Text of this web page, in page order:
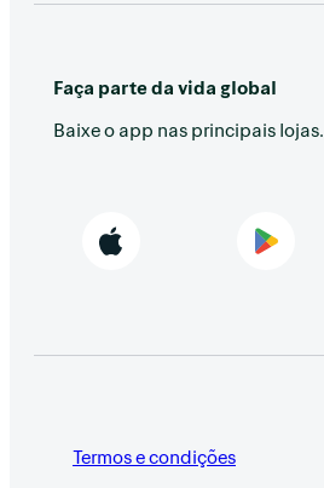
Faça parte da vida global
Baixe o app nas principais lojas.
Termos e condições